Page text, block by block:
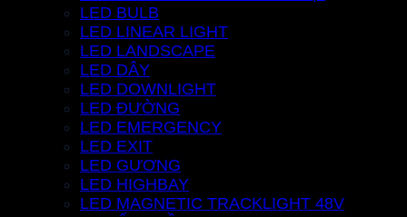
LED BULB
LED LINEAR LIGHT
LED LANDSCAPE
LED DÂY
LED DOWNLIGHT
LED ĐƯỜNG
LED EMERGENCY
LED EXIT
LED GƯƠNG
LED HIGHBAY
LED MAGNETIC TRACKLIGHT 48V